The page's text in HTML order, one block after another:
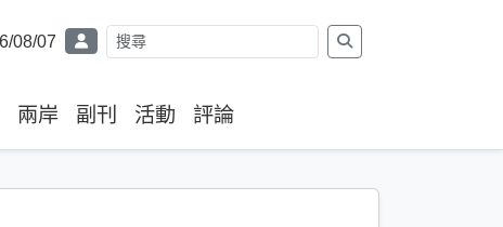
08/07
兩岸 副刊 活動 評論